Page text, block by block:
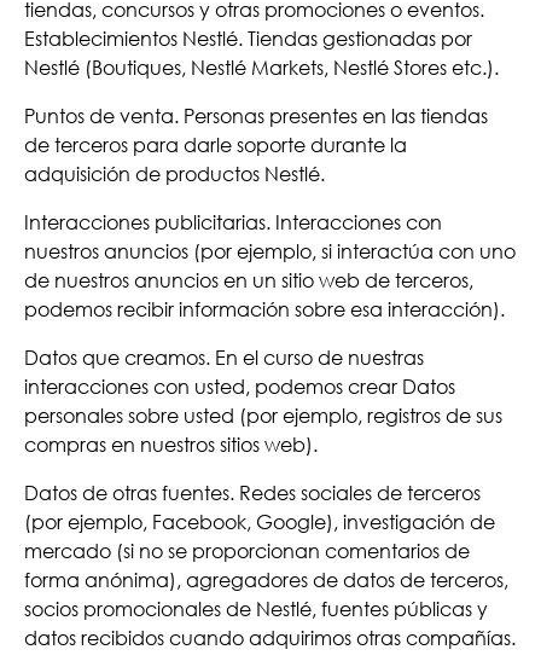
tiendas, concursos y otras promociones o eventos.
Establecimientos Nestlé. Tiendas gestionadas por
Nestlé (Boutiques, Nestlé Markets, Nestlé Stores etc.).
Puntos de venta. Personas presentes en las tiendas
de terceros para darle soporte durante la
adquisición de productos Nestlé.
Interacciones publicitarias. Interacciones con
nuestros anuncios (por ejemplo, si interactúa con uno
de nuestros anuncios en un sitio web de terceros,
podemos recibir información sobre esa interacción).
Datos que creamos. En el curso de nuestras
interacciones con usted, podemos crear Datos
personales sobre usted (por ejemplo, registros de sus
compras en nuestros sitios web).
Datos de otras fuentes. Redes sociales de terceros
(por ejemplo, Facebook, Google), investigación de
mercado (si no se proporcionan comentarios de
forma anónima), agregadores de datos de terceros,
socios promocionales de Nestlé, fuentes públicas y
datos recibidos cuando adquirimos otras compañías.